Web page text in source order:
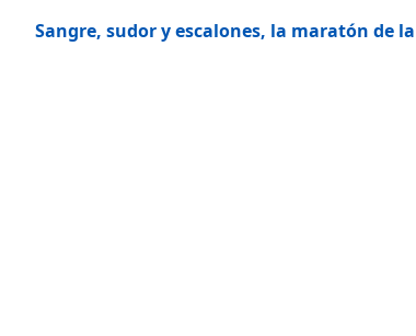
Sangre, sudor y escalones, la maratón de